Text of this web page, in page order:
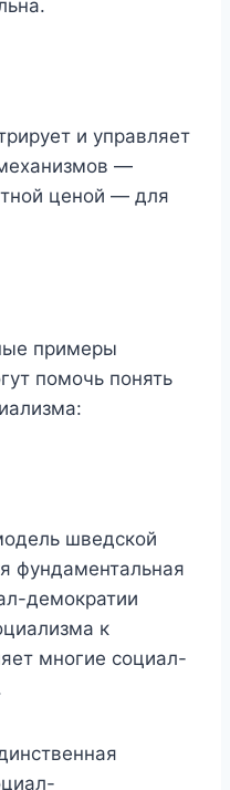
и управляет
—
ценой — для
примеры
помочь понять
шведской
фундаментальная
демократии
к
многие социал-